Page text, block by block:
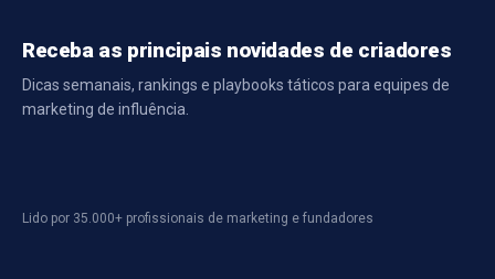
Receba as principais novidades de criadores
Dicas semanais, rankings e playbooks táticos para equipes de
marketing de influência.
Lido por 35.000+ profissionais de marketing e fundadores